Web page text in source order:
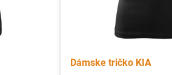
Dámske tričko KIA